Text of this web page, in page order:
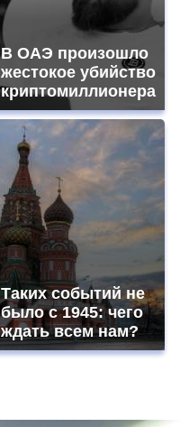
В ОАЭ произошло
жестокое убийство
криптомиллионера
Таких событий не
было с 1945: чего
ждать всем нам?